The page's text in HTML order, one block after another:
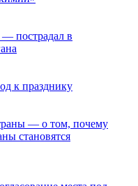
пострадал в
к празднику
— о том, почему
становятся